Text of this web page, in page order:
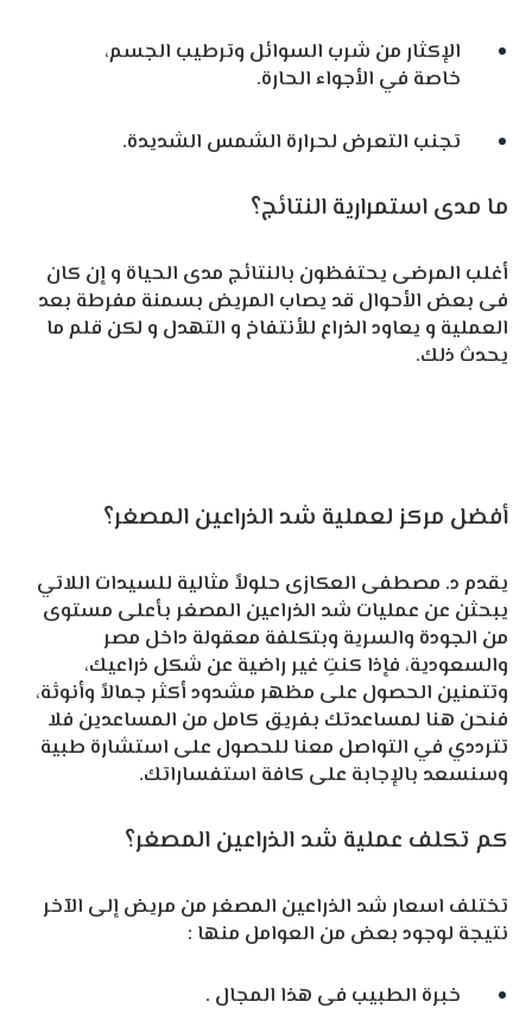
الإكثار من شرب السوائل وترطيب الجسم،
خاصة في الأجواء الحارة.
تجنب التعرض لحرارة الشمس الشديدة.
ما مدى استمرارية النتائج؟
أغلب المرضى يحتفظون بالنتائج مدى الحياة و إن كان
فى بعض الأحوال قد يصاب المريض بسمنة مفرطة بعد
العملية و يعاود الذراع للأنتفاخ و التهدل و لكن قلم ما
يحدث ذلك.
أفضل مركز لعملية شد الذراعين المصغر؟
يقدم د. مصطفى العكازى حلولاً مثالية للسيدات اللاتي
يبحثن عن عمليات شد الذراعين المصغر بأعلى مستوى
من الجودة والسرية وبتكلفة معقولة داخل مصر
والسعودية، فإذا كنتِ غير راضية عن شكل ذراعيك،
وتتمنين الحصول على مظهر مشدود أكثر جمالاً وأنوثة،
فنحن هنا لمساعدتك بفريق كامل من المساعدين فلا
تترددي في التواصل معنا للحصول على استشارة طبية
وسنسعد بالإجابة على كافة استفساراتك.
كم تكلف عملية شد الذراعين المصغر؟
تختلف اسعار شد الذراعين المصغر من مريض إلى الآخر
نتيجة لوجود بعض من العوامل منها :
خبرة الطبيب فى هذا المجال .